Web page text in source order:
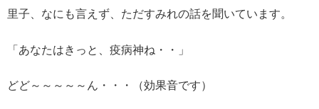
里子、なにも言えず、ただすみれの話を聞いています。
「あなたはきっと、疫病神ね・・」
どど～～～～～ん・・・（効果音です）